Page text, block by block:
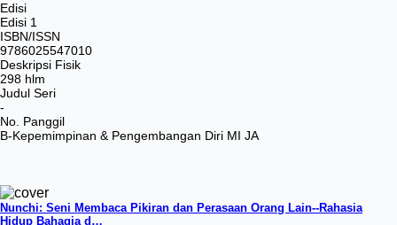
Edisi
Edisi 1
ISBN/ISSN
9786025547010
Deskripsi Fisik
298 hlm
Judul Seri
-
No. Panggil
B-Kepemimpinan & Pengembangan Diri MI JA
Nunchi: Seni Membaca Pikiran dan Perasaan Orang Lain--Rahasia
Hidup Bahagia d…